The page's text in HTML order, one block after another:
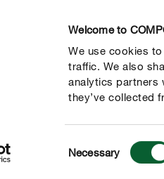
Welcome to
We use cookies
traffic. We also
analytics partners
they’ve collected
Selection
Necessary
Producten
Persberichten De